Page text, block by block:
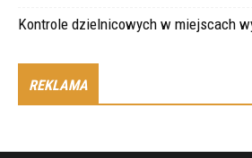
Kontrole dzielnicowych w miejscach
REKLAMA